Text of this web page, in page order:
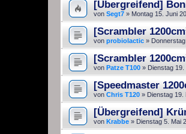
[Übergreifend]
von Segt7 » Montag 15. Juni
[Scrambler
von probiolactic »
[Scrambler
von Patze T100 » Dienstag
[Speedmaster
von Chris T120 » Dienstag 19.
[Übergreifend]
von Krabbe » Dienstag 5. Mai